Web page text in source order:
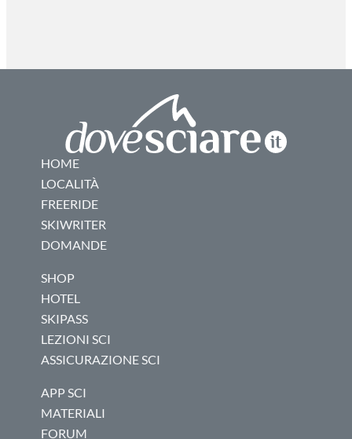
HOME
LOCALITÀ
FREERIDE
SKIWRITER
DOMANDE
SHOP
HOTEL
SKIPASS
LEZIONI SCI
ASSICURAZIONE SCI
APP SCI
MATERIALI
FORUM